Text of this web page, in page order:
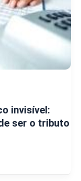
invisível:
ser o tributo